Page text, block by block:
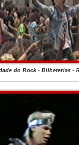
do Rock - Bilheterias -